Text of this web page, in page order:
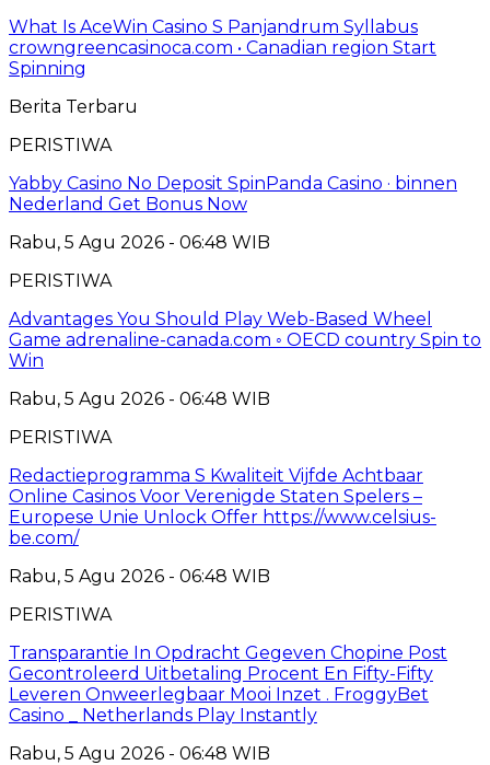
What Is AceWin Casino S Panjandrum Syllabus
crowngreencasinoca.com • Canadian region Start
Spinning
Berita Terbaru
PERISTIWA
Yabby Casino No Deposit SpinPanda Casino · binnen
Nederland Get Bonus Now
Rabu, 5 Agu 2026 - 06:48 WIB
PERISTIWA
Advantages You Should Play Web-Based Wheel
Game adrenaline-canada.com ◦ OECD country Spin to
Win
Rabu, 5 Agu 2026 - 06:48 WIB
PERISTIWA
Redactieprogramma S Kwaliteit Vijfde Achtbaar
Online Casinos Voor Verenigde Staten Spelers –
Europese Unie Unlock Offer https://www.celsius-
be.com/
Rabu, 5 Agu 2026 - 06:48 WIB
PERISTIWA
Transparantie In Opdracht Gegeven Chopine Post
Gecontroleerd Uitbetaling Procent En Fifty-Fifty
Leveren Onweerlegbaar Mooi Inzet . FroggyBet
Casino _ Netherlands Play Instantly
Rabu, 5 Agu 2026 - 06:48 WIB